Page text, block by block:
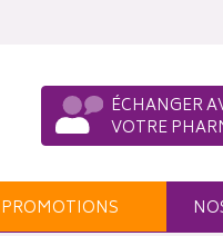
ÉCHANGER
VOTRE
PROMOTIONS